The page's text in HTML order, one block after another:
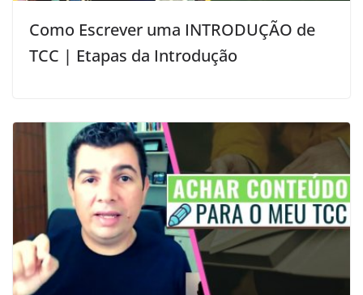
Como Escrever uma INTRODUÇÃO de
TCC | Etapas da Introdução